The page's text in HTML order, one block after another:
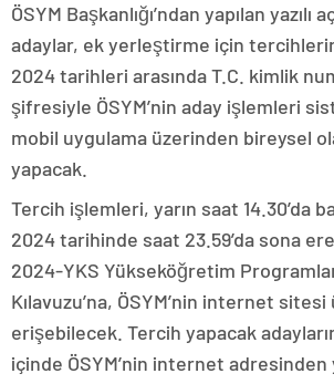
ÖSYM Başkanlığı’ndan yapılan yazılı
adaylar, ek yerleştirme için
2024 tarihleri arasında T.C. kimlik
şifresiyle ÖSYM’nin aday işlemleri
mobil uygulama üzerinden bireysel
yapacak.
Tercih işlemleri, yarın saat 14.30’da
2024 tarihinde saat 23.59’da sona
2024-YKS Yükseköğretim
Kılavuzu’na, ÖSYM’nin internet
erişebilecek. Tercih yapacak
içinde ÖSYM’nin internet adresinden